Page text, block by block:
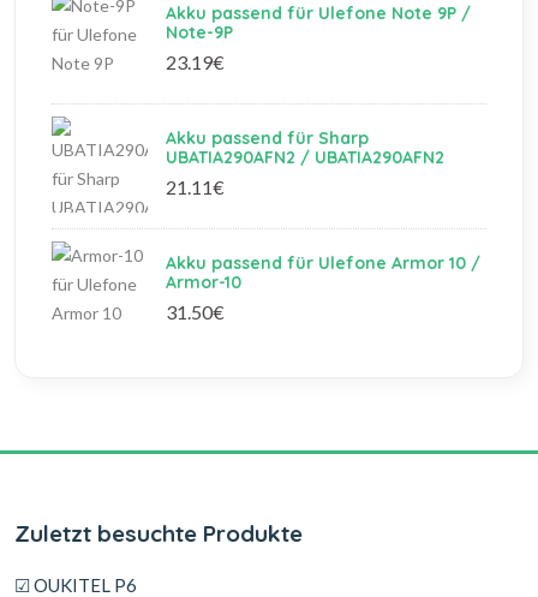
Akku passend für Ulefone Note 9P /
Note-9P
23.19€
Akku passend für Sharp
UBATIA290AFN2 / UBATIA290AFN2
21.11€
Akku passend für Ulefone Armor 10 /
Armor-10
31.50€
Zuletzt besuchte Produkte
☑ OUKITEL P6